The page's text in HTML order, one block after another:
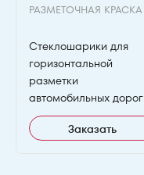
РАЗМЕТОЧНАЯ КРАСКА
Стеклошарики для
горизонтальной
разметки
автомобильных дорог
Заказать